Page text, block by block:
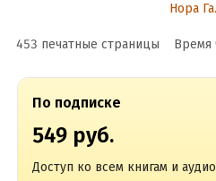
Нора
453 печатные страницы Время
По подписке
549 руб.
Доступ ко всем книгам и